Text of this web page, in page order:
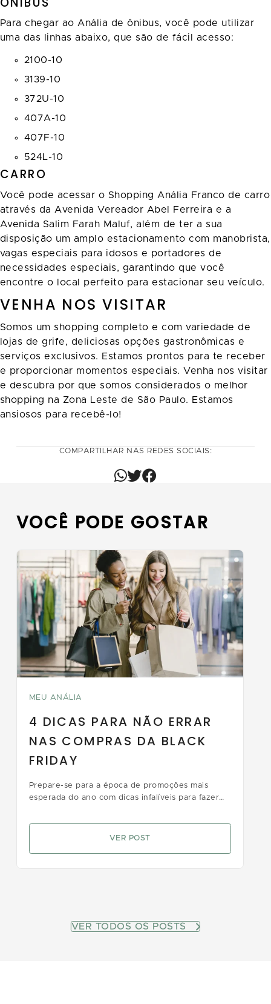
Para chegar ao Anália de ônibus, você pode utilizar
uma das linhas abaixo, que são de fácil acesso:
2100-10
3139-10
372U-10
407A-10
407F-10
524L-10
CARRO
Você pode acessar o Shopping Anália Franco de carro
através da Avenida Vereador Abel Ferreira e a
Avenida Salim Farah Maluf, além de ter a sua
disposição um amplo estacionamento com manobrista,
vagas especiais para idosos e portadores de
necessidades especiais, garantindo que você
encontre o local perfeito para estacionar seu veículo.
VENHA NOS VISITAR
Somos um shopping completo e com variedade de
lojas de grife, deliciosas opções gastronômicas e
serviços exclusivos. Estamos prontos para te receber
e proporcionar momentos especiais. Venha nos visitar
e descubra por que somos considerados o melhor
shopping na Zona Leste de São Paulo. Estamos
ansiosos para recebê-lo!
COMPARTILHAR NAS REDES SOCIAIS:
VOCÊ PODE GOSTAR
VER TODOS OS POSTS
MEU ANÁLIA
4 DICAS PARA NÃO ERRAR
NAS COMPRAS DA BLACK
FRIDAY
Prepare-se para a época de promoções mais
esperada do ano com dicas infalíveis para fazer
VER POST